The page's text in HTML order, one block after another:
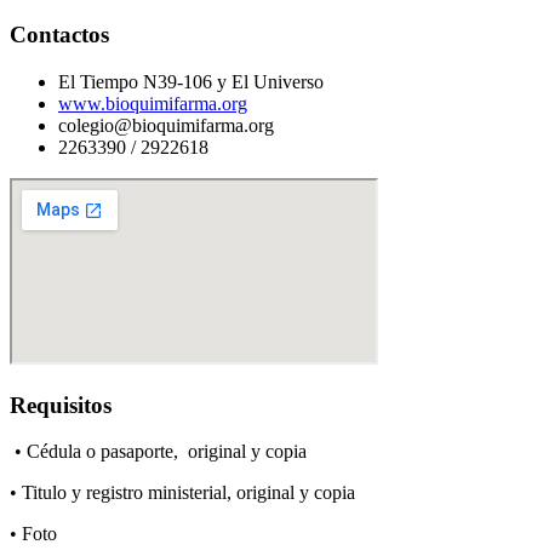
Contactos
El Tiempo N39-106 y El Universo
www.bioquimifarma.org
colegio@bioquimifarma.org
2263390 / 2922618
Requisitos
• Cédula o pasaporte, original y copia
• Titulo y registro ministerial, original y copia
• Foto